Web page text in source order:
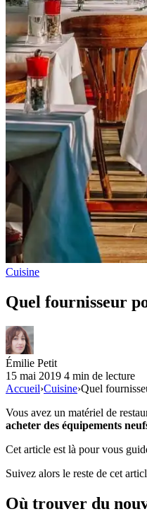
Cuisine
Quel fournisseur
Émilie Petit
15 mai 2019 4 min de lecture
Accueil›Cuisine›Quel
Vous avez un matériel de
acheter des équipements
Cet article est là pour vous
Suivez alors le reste de cet
Où trouver du